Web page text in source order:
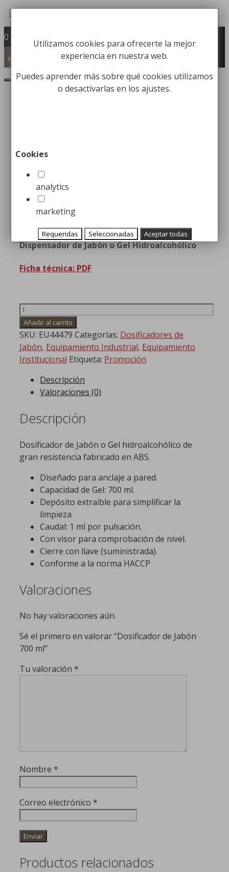
Saltar
contenido
equipamiento para la higiene industrial
Búsqueda
de
productos
Buscar
0
Menú
OFERTAS / LIQUIDACIÓN/Equipamiento
Dosificador de Jabón 700
ml
precio
original
24,14€.
precio
actual
16,99€.
Dispensador de Jabón o Gel Hidroalcohólico
Ficha técnica: PDF
Dosificador
de
Jabón
700
ml
Añadir al carrito
SKU: EU44479 Categorías: Dosificadores de
Jabón, Equipamiento Industrial, Equipamiento
Institucional Etiqueta: Promoción
Descripción
Valoraciones (0)
Descripción
Dosificador de Jabón o Gel hidroalcohólico de
gran resistencia fabricado en ABS.
Diseñado para anclaje a pared.
Capacidad de Gel: 700 ml.
Depósito extraíble para simplificar la
limpieza
Caudal: 1 ml por pulsación.
Con visor para comprobación de nivel.
Cierre con llave (suministrada).
Conforme a la norma HACCP
Valoraciones
No hay valoraciones aún.
Sé el primero en valorar “Dosificador de Jabón
700 ml”
Tu valoración *
Nombre *
Correo electrónico *
Productos relacionados
Utilizamos cookies para ofrecerte la mejor
experiencia en nuestra web.
Puedes aprender más sobre qué cookies utilizamos
o desactivarlas en los ajustes.
Cookies
analytics
marketing
Requeridas Seleccionadas Aceptar todas